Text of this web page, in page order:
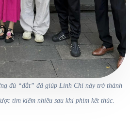
đủ “đắt” đã giúp Linh Chi này trở thành
tìm kiếm nhiều sau khi phim kết thúc.